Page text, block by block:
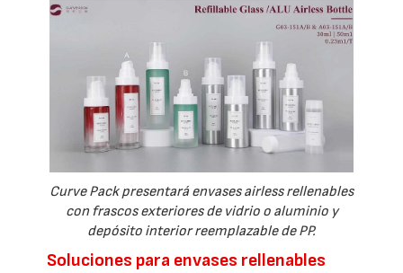
Curve Pack presentará envases airless rellenables
con frascos exteriores de vidrio o aluminio y
depósito interior reemplazable de PP.
Soluciones para envases rellenables